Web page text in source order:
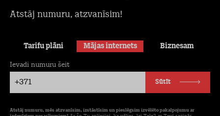
Atstāj numuru, atzvanīsim!
Tarifu plāni Mājas internets Biznesam
+371
Ievadi numuru šeit
Sūtīt
Atstāj numuru, mēs atzvanīsim, izstāstīsim un pieslēgsim izvēlēto pakalpojumu ar